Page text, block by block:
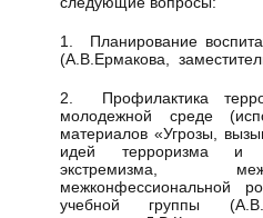
1. Планирование
(А.В.Ермакова,
2. Профилактика
молодежной среде
материалов «Угрозы,
идей терроризма и
экстремизма,
межконфессиональной
учебной группы